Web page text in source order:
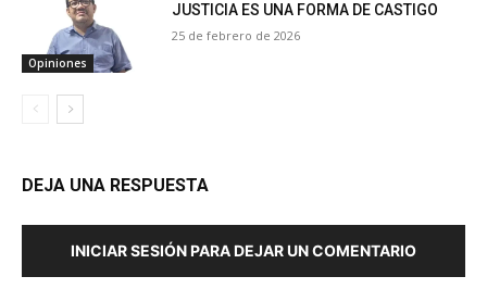
Opiniones
JUSTICIA ES UNA FORMA DE CASTIGO
25 de febrero de 2026
DEJA UNA RESPUESTA
INICIAR SESIÓN PARA DEJAR UN COMENTARIO